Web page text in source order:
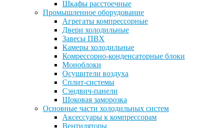
Шкафы расстоечные
Промышленное оборудование
Агрегаты компрессорные
Двери холодильные
Завесы ПВХ
Камеры холодильные
Комрессорно-конденсаторные блоки
Моноблоки
Осушители воздуха
Сплит-системы
Сэндвич-панели
Шоковая заморозка
Основные части холодильных систем
Аксессуары к компрессорам
Вентиляторы